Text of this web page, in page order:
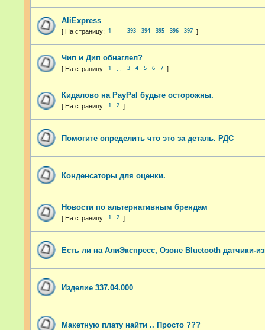
AliExpress
1 393 394 395 396 397
Чип и Дип обнаглел?
1 3 4 5 6 7
Кидалово на PayPal будьте осторожны.
1 2
Помогите определить что это за деталь. РДС
Конденсаторы для оценки.
Новости по альтернативным брендам
1 2
Есть ли на АлиЭкспресс, Озоне Bluetooth датчики-
Изделие 337.04.000
Maкетную плату найти .. Просто ???